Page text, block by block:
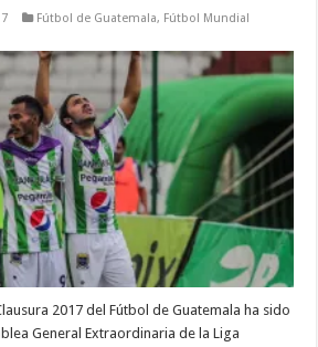
Fútbol de Guatemala, Fútbol Mundial
2017 del Fútbol de Guatemala ha sido
General Extraordinaria de la Liga